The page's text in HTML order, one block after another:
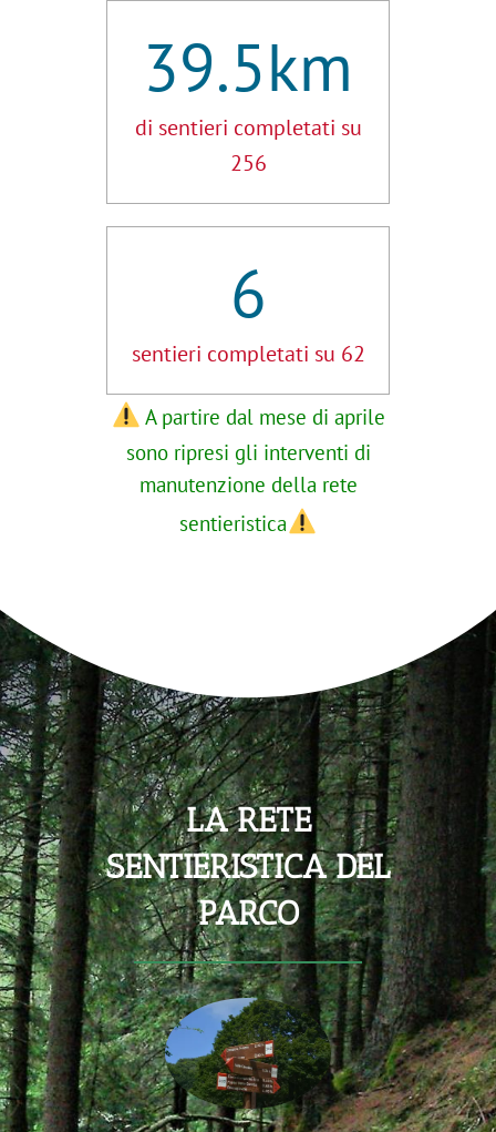
39.5km
di sentieri completati su
256
6
sentieri completati su 62
A partire dal mese di aprile
sono ripresi gli interventi di
manutenzione della rete
sentieristica
LA RETE
SENTIERISTICA DEL
PARCO